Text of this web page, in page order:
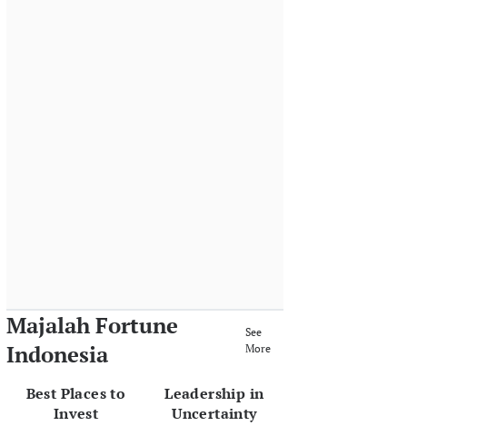
Majalah Fortune
Indonesia
See
More
Best Places to
Invest
Leadership in
Uncertainty